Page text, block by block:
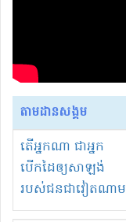
តាមដានសង្គម
តើអ្នកណា ជាអ្នក
បើកដៃឲ្យសាឡង់
របស់ជនជាវៀតណាម
ចូល មកខុស